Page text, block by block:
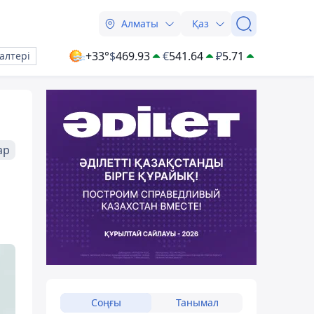
Алматы Қаз
+33°$469.93 €541.64 ₽5.71
Соңғы Танымал